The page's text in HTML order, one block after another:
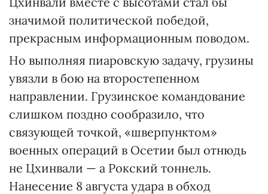
значимой политической победой,
прекрасным информационным поводом.
Но выполняя пиаровскую задачу, грузины
увязли в бою на второстепенном
направлении. Грузинское командование
слишком поздно сообразило, что
связующей точкой, «шверпунктом»
военных операций в Осетии был отнюдь
не Цхинвали — а Рокский тоннель.
Нанесение 8 августа удара в обход